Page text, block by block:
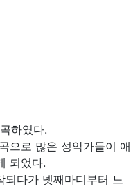
하였다.
으로 많은 성악가들이 애
되었다.
다가 넷째마디부터 느